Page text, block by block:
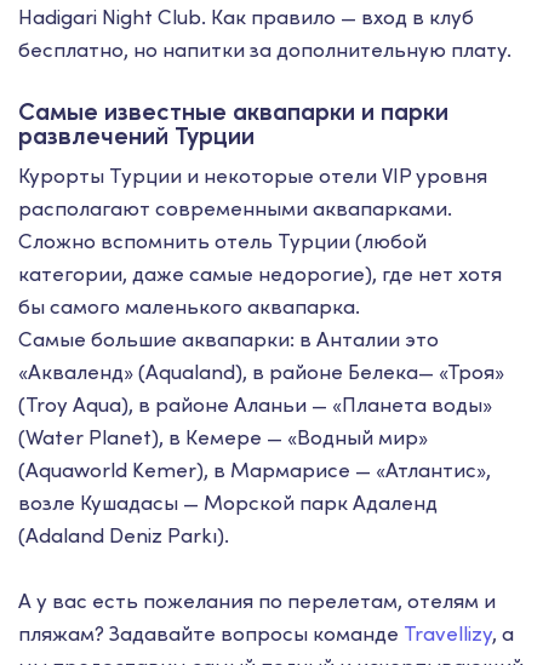
Hadigari Night Club. Как правило — вход в клуб
бесплатно, но напитки за дополнительную плату.
Самые известные аквапарки и парки
развлечений Турции
Курорты Турции и некоторые отели VIP уровня
располагают современными аквапарками.
Сложно вспомнить отель Турции (любой
категории, даже самые недорогие), где нет хотя
бы самого маленького аквапарка.
Самые большие аквапарки: в Анталии это
«Акваленд» (Aqualand), в районе Белека— «Троя»
(Troy Aqua), в районе Аланьи — «Планета воды»
(Water Рlanet), в Кемере — «Водный мир»
(Aquaworld Kemer), в Мармарисе — «Атлантис»,
возле Кушадасы — Морской парк Адаленд
(Adaland Deniz Parkı).
А у вас есть пожелания по перелетам, отелям и
пляжам? Задавайте вопросы команде Travellizy, а